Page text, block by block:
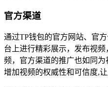
官方渠道
通过TP钱包的官方网站、官
台上进行精彩展示，发布视
频，官方渠道的推广也如同
增加视频的权威性和可信度,